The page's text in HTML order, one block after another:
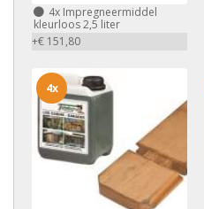
4x Impregneermiddel
kleurloos 2,5 liter
+€ 151,80
4x